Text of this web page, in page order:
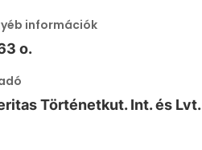
információk
o.
Történetkut. Int. és Lvt.